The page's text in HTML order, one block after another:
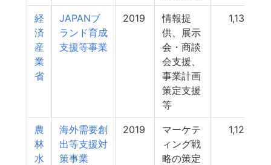
経
済
産
業
省
JAPANブ
ランド育成
支援等事業
2019
情報提
供、展示
会・商談
会支援、
事業計画
策定支援
等
1,130
農
林
水
海外需要創
出等支援対
策事業
2019
マーケテ
ィング戦
略の策定
1,128